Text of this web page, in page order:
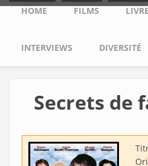
Main menu
HOME FILMS
INTERVIEWS DIVERSITÉ
Secrets de